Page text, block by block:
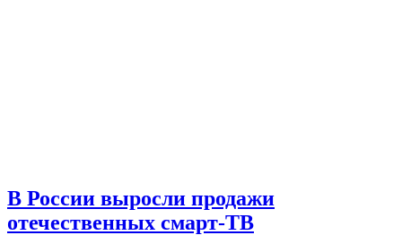
В России выросли продажи
отечественных смарт-ТВ